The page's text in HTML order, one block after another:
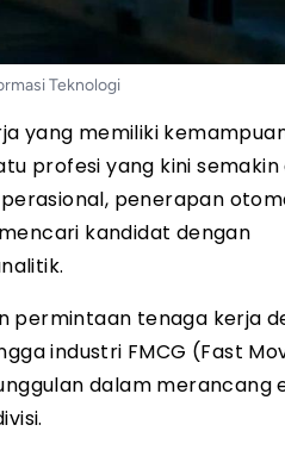
Teknologi
yang memiliki
profesi yang kini
penerapan
kandidat dengan
permintaan tenaga kerja
industri FMCG (Fast
dalam merancang